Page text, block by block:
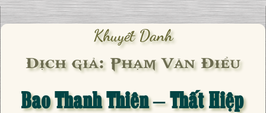
Khuyết Danh
Dịch giả: Phạm Văn Điểu
Bao Thanh Thiên – Thất Hiệp